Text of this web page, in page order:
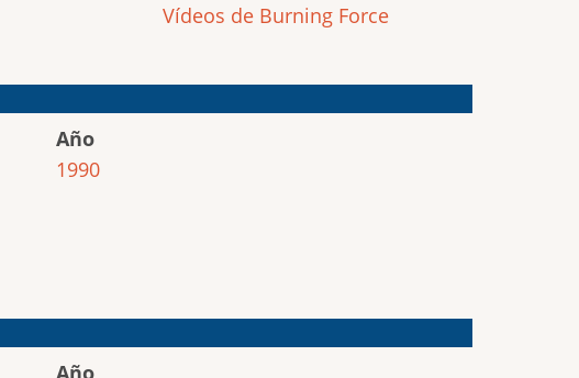
Vídeos de Burning Force
Año
1990
Año